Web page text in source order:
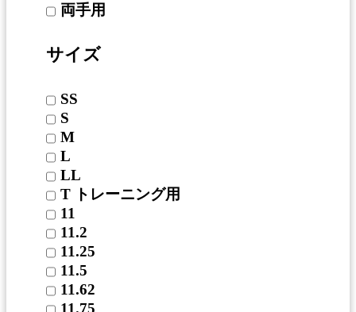
両手用
サイズ
SS
S
M
L
LL
T トレーニング用
11
11.2
11.25
11.5
11.62
11.75